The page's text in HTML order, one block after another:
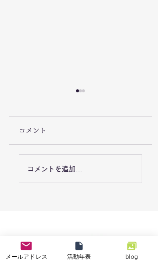
7/26「栃木県足利市で
豪雨災害による復旧支
コメント
コメントを追加…
メールアドレス 活動年表 blog